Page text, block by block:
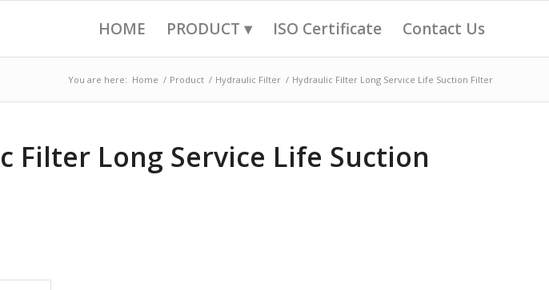
HOME PRODUCT ▾ ISO Certificate Contact Us
You are here: Home / Product / Hydraulic Filter / Hydraulic Filter Long Service Life Suction Filter
Filter Long Service Life Suction